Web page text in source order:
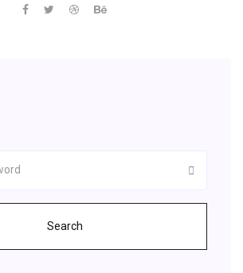
Search